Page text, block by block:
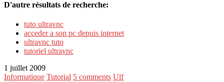
D'autre résultats de recherche:
tuto ultravnc
acceder a son pc depuis internet
ultravnc tuto
tutoriel ultravnc
1 juillet 2009
Informatique Tutorial 5 comments Ulf